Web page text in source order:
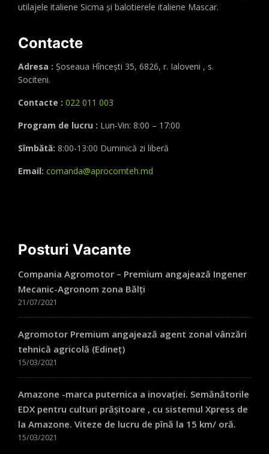
utilajele italiene Sicma și balotierele italiene Mascar.
Contacte
Adresa : Șoseaua Hînceşti 35, 6826, r. Ialoveni , s.
Sociteni.
Contacte : 022 011 003
Program de lucru : Lun-Vin: 8:00 – 17:00
Sîmbătă: 8:00-13:00 Duminică zi liberă
Email: comanda@aprocomteh.md
Posturi Vacante
Compania Agromotor – Premium angajează Ingener
Mecanic-Agronom zona Bălți
21/07/2021
Agromotor Premium angajează agent zonal vânzări
tehnică agricolă (Edineț)
15/03/2021
Amazone -marca puternica a inovației. Semănătorile
EDX pentru culturi prășitoare , cu sistemul Xpress de
la Amazone. Viteze de lucru de pînă la 15 km/ oră.
15/03/2021